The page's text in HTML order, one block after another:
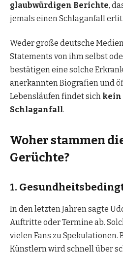
glaubwürdigen Berichte,
jemals einen Schlaganfall
Weder große deutsche
Statements von ihm selbst
bestätigen eine solche
anerkannten Biografien und
Lebensläufen findet sich kein
Schlaganfall.
Woher stammen
Gerüchte?
1.
In den letzten Jahren sagte
Auftritte oder Termine ab.
vielen Fans zu Spekulationen.
Künstlern wird schnell über